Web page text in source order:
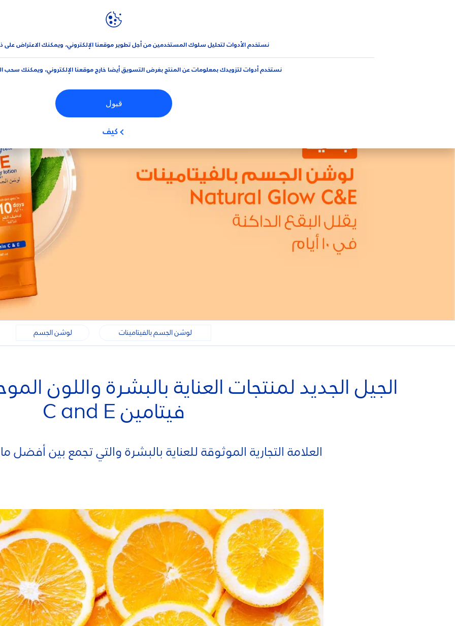
نستخدم الأدوات لتحليل سلوك المستخدمين من أجل تطوير موقعنا الإلكتروني، ويمكنك الاعتراض
نستخدم أدوات لتزويدك بمعلومات عن المنتج بغرض التسويق أيضا خارج موقعنا الإلكتروني، ويمكنك سحب
قبول
كيف
العلامة التجارية و الشركة
الجيل الجديد لمنتجات العناية بالبشرة واللون الموحد من نيڤيا باستخدام فيتامين C and E
لوشن الجسم بالفيتامينات لوشن الجسم
الجيل الجديد لمنتجات العناية بالبشرة واللون
فيتامين C and E
العلامة التجارية الموثوقة للعناية بالبشرة والتي تجمع بين أفضل